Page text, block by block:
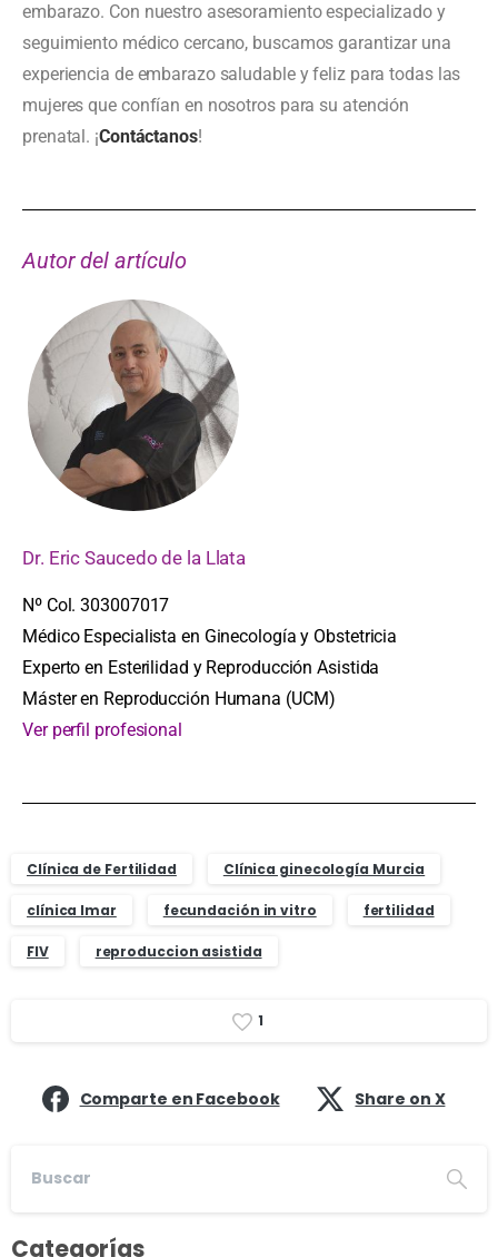
embarazo. Con nuestro asesoramiento especializado y
seguimiento médico cercano, buscamos garantizar una
experiencia de embarazo saludable y feliz para todas las
mujeres que confían en nosotros para su atención
prenatal. ¡Contáctanos!
Autor del artículo
Dr. Eric Saucedo de la Llata
Nº Col. 303007017
Médico Especialista en Ginecología y Obstetricia
Experto en Esterilidad y Reproducción Asistida
Máster en Reproducción Humana (UCM)
Ver perfil profesional
Clínica de Fertilidad Clínica ginecología Murcia
clínica Imar fecundación in vitro fertilidad
FIV reproduccion asistida
1
Comparte en Facebook Share on X
Categorías